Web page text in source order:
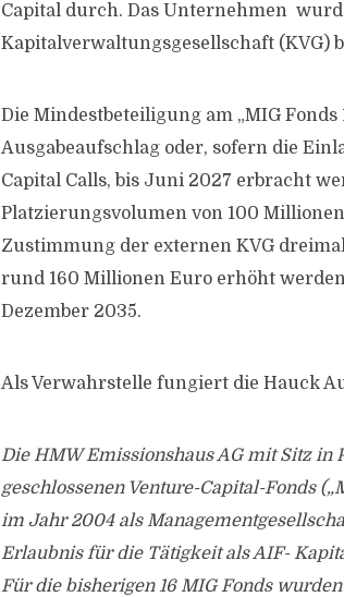
Capital durch. Das Unternehmen
Kapitalverwaltungsgesellschaft (KVG)
Die Mindestbeteiligung am „MIG
Ausgabeaufschlag oder, sofern die
Capital Calls, bis Juni 2027 erbracht
Platzierungsvolumen von 100
Zustimmung der externen KVG
rund 160 Millionen Euro erhöht
Dezember 2035.
Als Verwahrstelle fungiert die Hauck
Die HMW Emissionshaus AG mit Sitz
geschlossenen Venture-Capital-Fonds
im Jahr 2004 als
Erlaubnis für die Tätigkeit als AIF-
Für die bisherigen 16 MIG Fonds